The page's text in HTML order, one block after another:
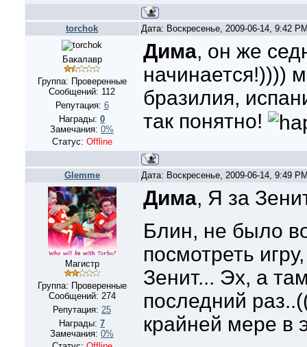
torchok Дата: Воскресенье, 2009-06-14, 9:42
Бакалавр
Группа: Проверенные
Сообщений: 112
Репутация: 6
Награды: 0
Замечания: 0%
Статус: Offline
Дима, он же
начинается!))))
бразилия,
так понятно!
Glemme Дата: Воскресенье, 2009-06-14, 9:49
Магистр
Группа: Проверенные
Сообщений: 274
Репутация: 25
Награды: 7
Замечания: 0%
Дима, Я за
Блин, не было
посмотреть
Зенит... Эх, а
последний
крайней мере в